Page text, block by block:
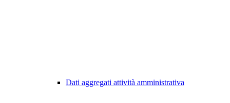
Dati aggregati attività amministrativa